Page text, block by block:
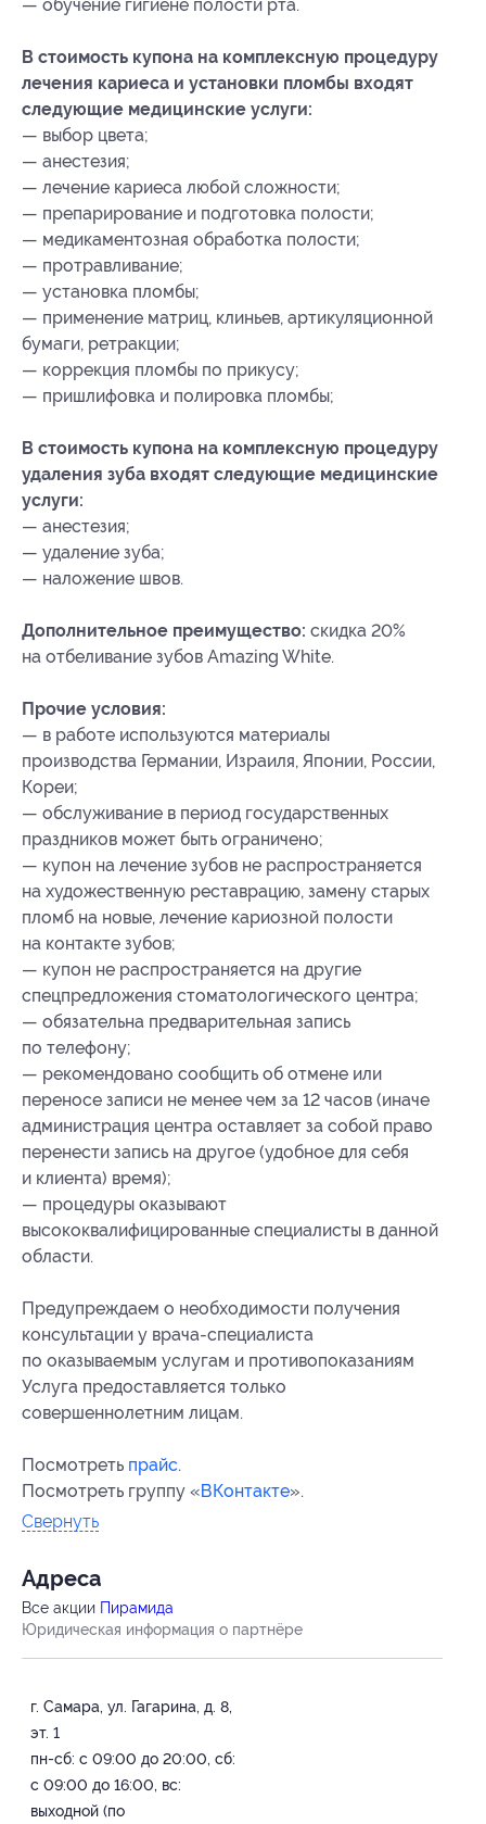
— обучение гигиене полости рта.
В стоимость купона на комплексную процедуру
лечения кариеса и установки пломбы входят
следующие медицинские услуги:
— выбор цвета;
— анестезия;
— лечение кариеса любой сложности;
— препарирование и подготовка полости;
— медикаментозная обработка полости;
— протравливание;
— установка пломбы;
— применение матриц, клиньев, артикуляционной
бумаги, ретракции;
— коррекция пломбы по прикусу;
— пришлифовка и полировка пломбы;
В стоимость купона на комплексную процедуру
удаления зуба входят следующие медицинские
услуги:
— анестезия;
— удаление зуба;
— наложение швов.
Дополнительное преимущество: скидка 20%
на отбеливание зубов Amazing White.
Прочие условия:
— в работе используются материалы
производства Германии, Израиля, Японии, России,
Кореи;
— обслуживание в период государственных
праздников может быть ограничено;
— купон на лечение зубов не распространяется
на художественную реставрацию, замену старых
пломб на новые, лечение кариозной полости
на контакте зубов;
— купон не распространяется на другие
спецпредложения стоматологического центра;
— обязательна предварительная запись
по телефону;
— рекомендовано сообщить об отмене или
переносе записи не менее чем за 12 часов (иначе
администрация центра оставляет за собой право
перенести запись на другое (удобное для себя
и клиента) время);
— процедуры оказывают
высококвалифицированные специалисты в данной
области.
Предупреждаем о необходимости получения
консультации у врача-специалиста
по оказываемым услугам и противопоказаниям
Услуга предоставляется только
совершеннолетним лицам.
Посмотреть прайс.
Посмотреть группу «ВКонтакте».
Свернуть
Адресa
Все акции Пирамида
Юридическая информация о партнёре
г. Самара, ул. Гагарина, д. 8,
эт. 1
пн-сб: с 09:00 до 20:00, сб:
с 09:00 до 16:00, вс:
выходной (по